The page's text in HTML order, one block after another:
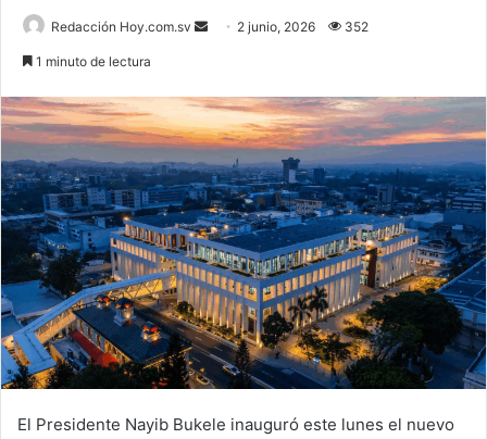
Redacción Hoy.com.sv
Send 2 junio, 2026 352
1 minuto de lectura
El Presidente Nayib Bukele inauguró este lunes el nuevo